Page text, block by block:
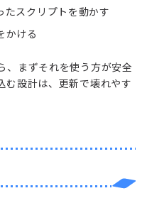
たスクリプトを動かす
かける
、まずそれを使う方が安全
む設計は、更新で壊れやす